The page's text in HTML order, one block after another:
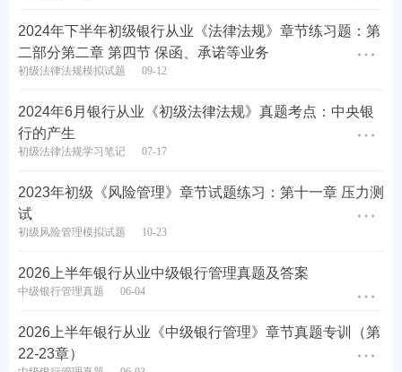
2026年上半年银行从业考试于6月13日-14日举行，备
思路，以下为银行从业真题题库各科刷题入口：
银行从业历年真题汇总（12科）
2024年下半年初级银行从业《法律法规》章节练习题：第
二部分第二章 第四节 保函、承诺等业务
初级法律法规模拟试题 09-12
2024年6月银行从业《初级法律法规》真题考点：中央银
行的产生
初级法律法规学习笔记 07-17
2023年初级《风险管理》章节试题练习：第十一章 压力测
试
初级风险管理模拟试题 10-23
2026上半年银行从业中级银行管理真题及答案
中级银行管理真题 06-04
2026上半年银行从业《中级银行管理》章节真题专训（第
22-23章）